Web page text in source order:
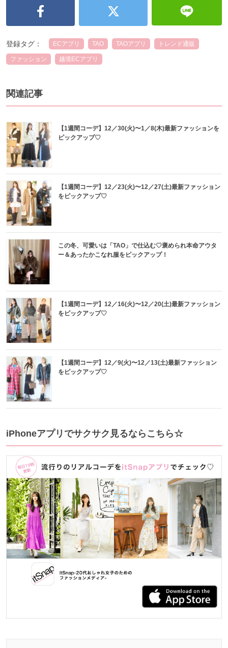
登録タグ： ECアプリ TAO TAOアプリ トレンド通販
ファッション 越境ECアプリ
関連記事
【1週間コーデ】12／30(火)〜1／8(木)最新ファッションを
ピックアップ♡
【1週間コーデ】12／23(火)〜12／27(土)最新ファッション
をピックアップ♡
この冬、可愛いは「TAO」で仕込む♡褒められ本命アウタ
ー＆あったかこなれ服をピックアップ！
【1週間コーデ】12／16(火)〜12／20(土)最新ファッション
をピックアップ♡
【1週間コーデ】12／9(火)〜12／13(土)最新ファッション
をピックアップ♡
iPhoneアプリでサクサク見るならこちら☆